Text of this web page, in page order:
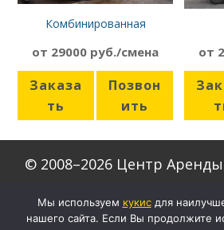
Комбинированная
машина (КДМ) 9 куб.м.
от 29000 руб./смена
Заказа
ть
Позвон
ить
от
© 2008–2026 Центр
Скачать формы
Мы используем кукиcдля
нашего сайта. Если Вы продолжите